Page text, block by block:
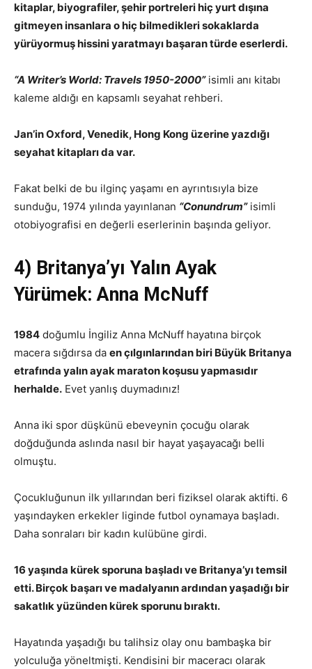
kitaplar, biyografiler, şehir portreleri hiç yurt dışına
gitmeyen insanlara o hiç bilmedikleri sokaklarda
yürüyormuş hissini yaratmayı başaran türde eserlerdi.
“A Writer’s World: Travels 1950-2000”isimli anı kitabı
kaleme aldığı en kapsamlı seyahat rehberi.
Jan’in Oxford, Venedik, Hong Kong üzerine yazdığı
seyahat kitapları da var.
Fakat belki de bu ilginç yaşamı en ayrıntısıyla bize
sunduğu, 1974 yılında yayınlanan “Conundrum”isimli
otobiyografisi en değerli eserlerinin başında geliyor.
4) Britanya’yı Yalın Ayak
Yürümek: Anna McNuff
1984 doğumlu İngiliz Anna McNuff hayatına birçok
macera sığdırsa da en çılgınlarından biri Büyük Britanya
etrafında yalın ayak maraton koşusu yapmasıdır
herhalde. Evet yanlış duymadınız!
Anna iki spor düşkünü ebeveynin çocuğu olarak
doğduğunda aslında nasıl bir hayat yaşayacağı belli
olmuştu.
Çocukluğunun ilk yıllarından beri fiziksel olarak aktifti. 6
yaşındayken erkekler liginde futbol oynamaya başladı.
Daha sonraları bir kadın kulübüne girdi.
16 yaşında kürek sporuna başladı ve Britanya’yı temsil
etti. Birçok başarı ve madalyanın ardından yaşadığı bir
sakatlık yüzünden kürek sporunu bıraktı.
Hayatında yaşadığı bu talihsiz olay onu bambaşka bir
yolculuğa yöneltmişti. Kendisini bir maceracı olarak